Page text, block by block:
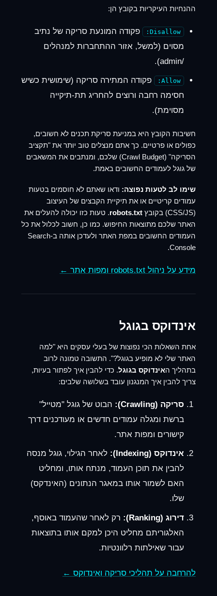
ההנחיות העיקריות בקובץ הן:
Disallow:
פקודה המונעת סריקה של נתיב
מסוים (למשל, אזור ההתחברות למנהלים
/admin).
Allow:
פקודה המתירה סריקה (שימושית כשיש
חסימה רחבה ורוצים להחריג תת-תיקייה
מסוימת).
חשיבות הקובץ היא במניעת סריקת תכנים לא חשובים,
כפולים או פרטיים. כך אתם מנצלים טוב יותר את "תקציב
הסריקה" (Crawl Budget) שלכם, ומנתבים את המשאבים
של גוגל לעמודים החשובים באמת.
שימו לב לטעות נפוצה: ודאו שאתם לא חוסמים בטעות
עמודים קריטיים או את תיקיית הקבצים של העיצוב
(CSS/JS) בקובץ
robots.txt. טעות כזו יכולה להעלים את
האתר שלכם מתוצאות החיפוש. כמו כן, חשוב לכלול את כל
העמודים החשובים במפת האתר ולעדכן אותה ב-Search
Console.
מידע על ניהול robots.txt ומפות אתר ←
אינדוקס בגוגל
אחת השאלות הכי נפוצות של בעלי עסקים היא "למה
האתר שלי לא מופיע בגוגל?". התשובה טמונה לרוב
בתהליך האינדוקס בגוגל. כדי להבין איך לפתור בעיות,
צריך להבין איך המנגנון עובד בשלושה שלבים:
סריקה (Crawling):
הבוט של גוגל "מטייל"
ברשת ומגלה עמודים חדשים או מעודכנים דרך
קישורים ומפות אתר.
אינדוקס (Indexing):
לאחר הגילוי, גוגל מנסה
להבין את תוכן העמוד, מנתח אותו, ומחליט
האם לשמור אותו במאגר הנתונים (האינדקס)
שלו.
דירוג (Ranking):
רק לאחר שהעמוד באוסף,
האלגוריתם מחליט היכן למקם אותו בתוצאות
עבור שאילתות רלוונטיות.
להרחבה על תהליכי סריקה ואינדוקס ←